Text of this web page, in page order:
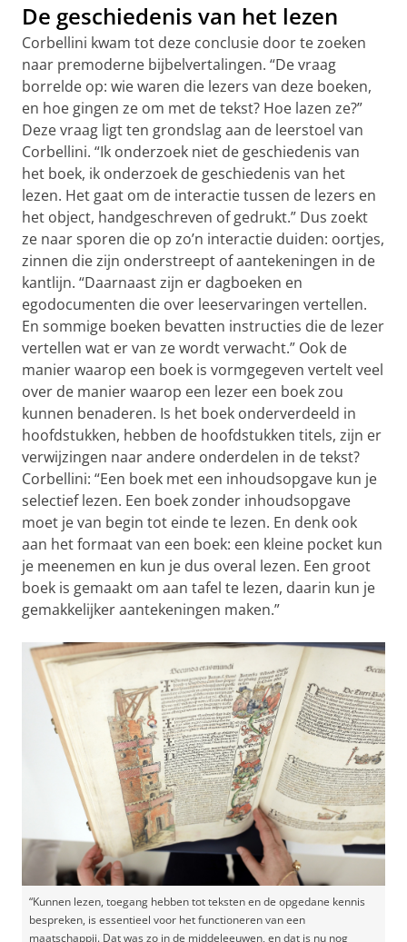
De geschiedenis van het lezen
Corbellini kwam tot deze conclusie door te zoeken
naar premoderne bijbelvertalingen. “De vraag
borrelde op: wie waren die lezers van deze boeken,
en hoe gingen ze om met de tekst? Hoe lazen ze?”
Deze vraag ligt ten grondslag aan de leerstoel van
Corbellini. “Ik onderzoek niet de geschiedenis van
het boek, ik onderzoek de geschiedenis van het
lezen. Het gaat om de interactie tussen de lezers en
het object, handgeschreven of gedrukt.” Dus zoekt
ze naar sporen die op zo’n interactie duiden: oortjes,
zinnen die zijn onderstreept of aantekeningen in de
kantlijn. “Daarnaast zijn er dagboeken en
egodocumenten die over leeservaringen vertellen.
En sommige boeken bevatten instructies die de lezer
vertellen wat er van ze wordt verwacht.” Ook de
manier waarop een boek is vormgegeven vertelt veel
over de manier waarop een lezer een boek zou
kunnen benaderen. Is het boek onderverdeeld in
hoofdstukken, hebben de hoofdstukken titels, zijn er
verwijzingen naar andere onderdelen in de tekst?
Corbellini: “Een boek met een inhoudsopgave kun je
selectief lezen. Een boek zonder inhoudsopgave
moet je van begin tot einde te lezen. En denk ook
aan het formaat van een boek: een kleine pocket kun
je meenemen en kun je dus overal lezen. Een groot
boek is gemaakt om aan tafel te lezen, daarin kun je
gemakkelijker aantekeningen maken.”
“Kunnen lezen, toegang hebben tot teksten en de opgedane kennis
bespreken, is essentieel voor het functioneren van een
maatschappij. Dat was zo in de middeleeuwen, en dat is nu nog